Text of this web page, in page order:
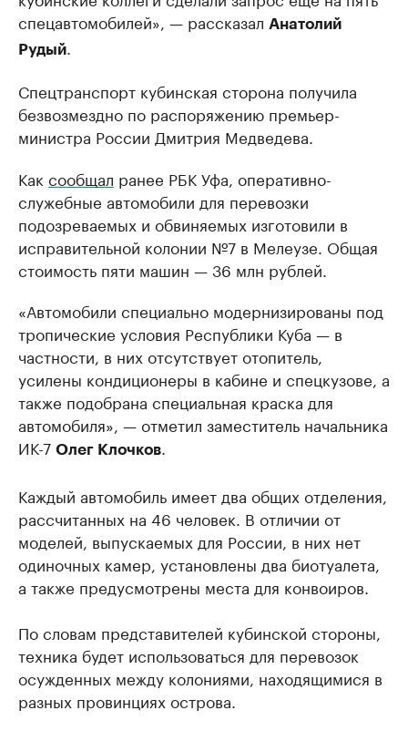
спецавтомобилей», — рассказал Анатолий
Рудый
Спецтранспорт кубинская сторона получила
безвозмездно по распоряжению премьер-
министра России Дмитрия Медведева.
Как сообщал ранее РБК Уфа, оперативно-
служебные автомобили для перевозки
подозреваемых и обвиняемых изготовили в
исправительной колонии №7 в Мелеузе. Общая
стоимость пяти машин — 36 млн рублей.
«Автомобили специально модернизированы под
тропические условия Республики Куба — в
частности, в них отсутствует отопитель,
усилены кондиционеры в кабине и спецкузове, а
также подобрана специальная краска для
автомобиля», — отметил заместитель начальника
ИК-7 Олег Клочков
Каждый автомобиль имеет два общих отделения,
рассчитанных на 46 человек. В отличии от
моделей, выпускаемых для России, в них нет
одиночных камер, установлены два биотуалета,
а также предусмотрены места для конвоиров.
По словам представителей кубинской стороны,
техника будет использоваться для перевозок
осужденных между колониями, находящимися в
разных провинциях острова.